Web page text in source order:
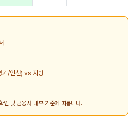
기/인천) vs 지방
및 금융사 내부 기준에 따릅니다.